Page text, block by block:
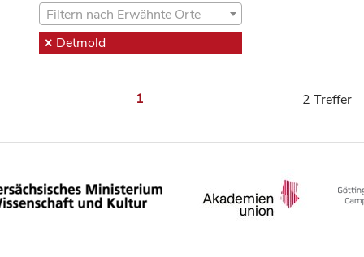
Filtern nach Erwähnte Orte
Detmold
1 2 Treffer